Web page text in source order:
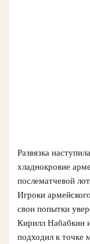
Развязка
хладнокровие
послематчевой
Игроки
свои попытки
Кирилл Набабкин
подходил к точке